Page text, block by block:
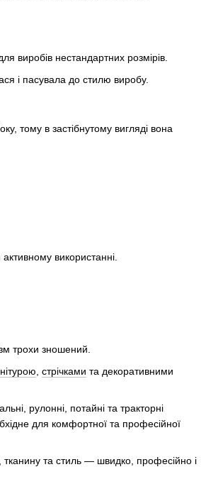
виробів нестандартних розмірів.
і пасувала до стилю виробу.
тому в застібнутому вигляді вона
використанні.
трохи зношений.
стрічками та декоративними
рулонні, потайні та тракторні
для комфортної та професійної
тканину та стиль — швидко, професійно і